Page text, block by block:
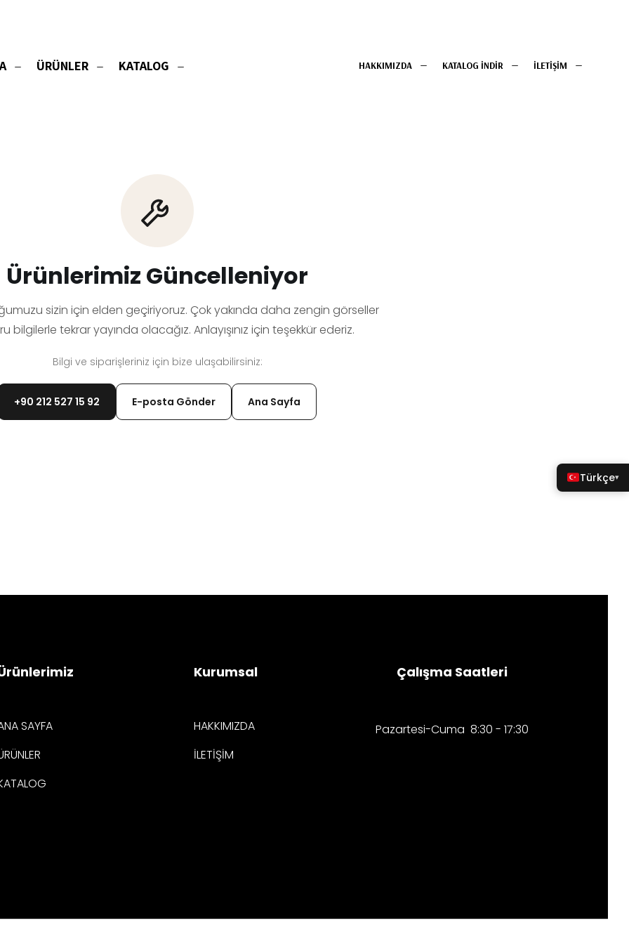
ÜRÜNLER KATALOG HAKKIMIZDA KATALOG İNDİR İLETİŞİM
Ürünlerimiz Güncelleniyor
sizin için elden geçiriyoruz. Çok yakında daha zengin görseller
bilgilerle tekrar yayında olacağız. Anlayışınız için teşekkür ederiz.
Bilgi ve siparişleriniz için bize ulaşabilirsiniz:
+90 212 527 15 92 E-posta Gönder Ana Sayfa
SAYFA
Kurumsal
HAKKIMIZDA
İLETİŞİM
Çalışma Saatleri
Pazartesi-Cuma 8:30 - 17:30​​
Türkçe▾